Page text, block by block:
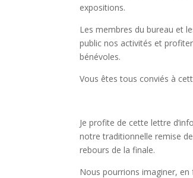
expositions.
Les membres du bureau et
public nos activités et
bénévoles.
Vous êtes tous conviés à
Je profite de cette lettre
notre traditionnelle remise
rebours de la finale.
Nous pourrions imaginer,